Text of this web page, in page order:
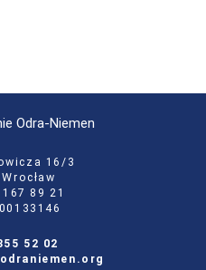
Odra-Niemen
16/3
89 21
52 02